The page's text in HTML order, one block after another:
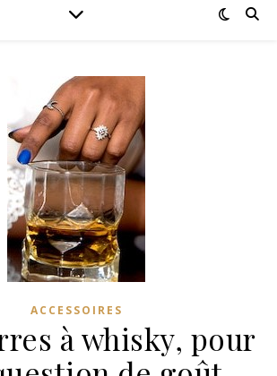
ACCESSOIRES
à whisky, pour